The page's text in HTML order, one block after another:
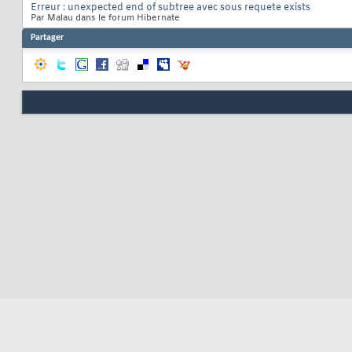
Erreur : unexpected end of subtree avec sous requete exists
Par Malau dans le forum Hibernate
Partager